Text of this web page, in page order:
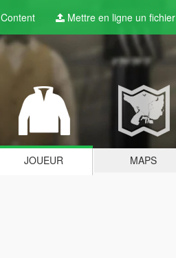
Content Mettre en ligne un fichier
JOUEUR MAPS